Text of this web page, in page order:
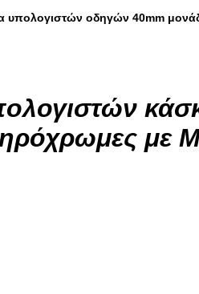
υπολογιστών οδηγών 40mm
με